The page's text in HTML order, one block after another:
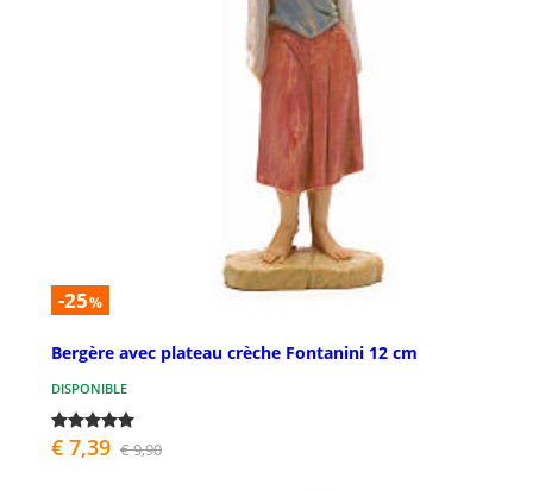
-25%
Bergère avec plateau crèche Fontanini 12 cm
DISPONIBLE
€ 7,39 € 9,90